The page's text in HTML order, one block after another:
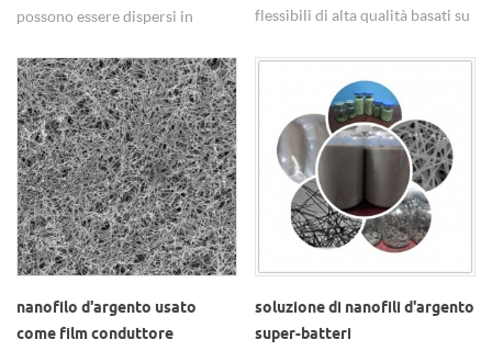
possono essere dispersi in
etilenico, resina epossidica,
ampiamente utilizzato
nell'elettronica flessibile.
flessibili di alta qualità basati su
nanofilo d'argento usato
come film conduttore
soluzione di nanofili d'argento
super-batteri